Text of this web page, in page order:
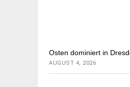
Osten dominiert in
AUGUST 4, 2026